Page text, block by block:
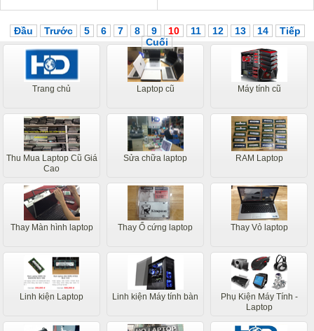
Đầu Trước 5 6 7 8 9 10 11 12 13 14
Tiếp
Cuối
Trang chủ Laptop cũ Máy tính cũ
Thu Mua Laptop Cũ Giá
Cao
Sửa chữa laptop RAM Laptop
Thay Màn hình laptop Thay Ổ cứng laptop Thay Vỏ laptop
Linh kiện Laptop Linh kiện Máy tính bàn
Phụ Kiện Máy Tính -
Laptop